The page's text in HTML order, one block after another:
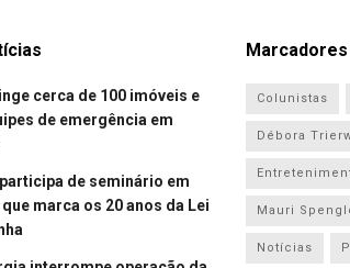
cerca de 100 imóveis e
de emergência em
de seminário em
marca os 20 anos da Lei
Marcadores
Colunistas
Débora
Mauri
Notícias